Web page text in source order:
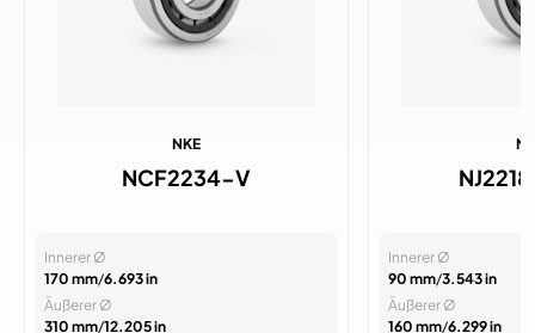
NKE
NCF2234-V
Innerer Ø
170 mm/6.693 in
Äußerer Ø
310 mm/12.205 in
Innerer Ø
90 mm/3.543 in
Äußerer Ø
160 mm/6.299 in